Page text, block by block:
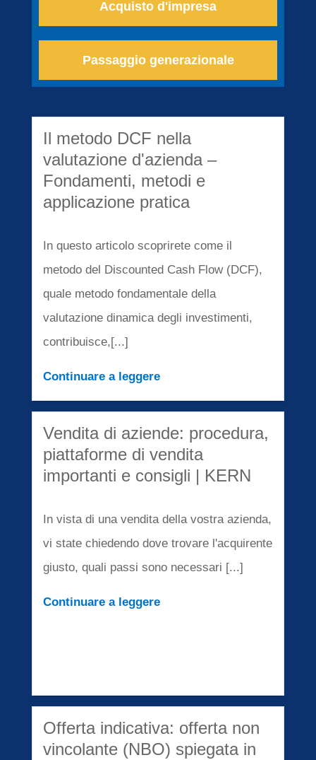
Acquisto d'impresa
Passaggio generazionale
Il metodo DCF nella
valutazione d'azienda –
Fondamenti, metodi e
applicazione pratica
In questo articolo scoprirete come il
metodo del Discounted Cash Flow (DCF),
quale metodo fondamentale della
valutazione dinamica degli investimenti,
contribuisce,[...]
Continuare a leggere
Vendita di aziende: procedura,
piattaforme di vendita
importanti e consigli | KERN
In vista di una vendita della vostra azienda,
vi state chiedendo dove trovare l'acquirente
giusto, quali passi sono necessari [...]
Continuare a leggere
Offerta indicativa: offerta non
vincolante (NBO) spiegata in